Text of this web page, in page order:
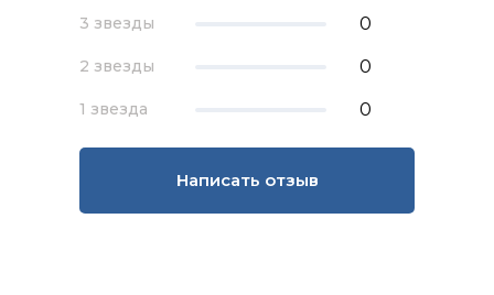
3 звезды 0
2 звезды 0
1 звезда 0
Написать отзыв